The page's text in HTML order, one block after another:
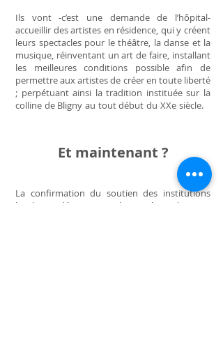
Ils vont -c’est une demande de l’hôpital-
accueillir des artistes en résidence, qui y créent
leurs spectacles pour le théâtre, la danse et la
musique, réinventant un art de faire, installant
les meilleures conditions possible afin de
permettre aux artistes de créer en toute liberté
; perpétuant ainsi la tradition instituée sur la
colline de Bligny au tout début du XXe siècle.
Et maintenant ?
La confirmation du soutien des institutions
locales, départementales, régionales et